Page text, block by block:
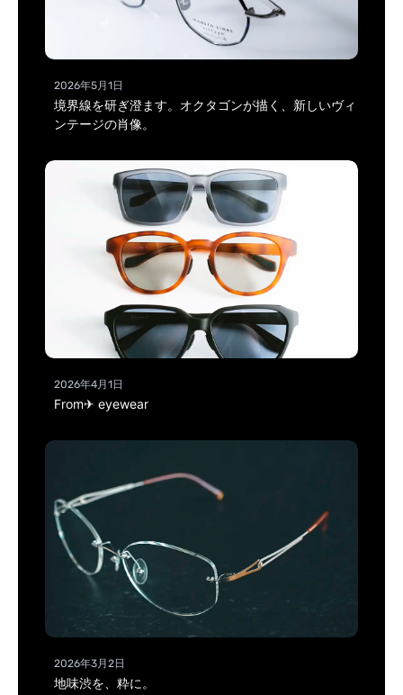
2026年5月1日
境界線を研ぎ澄ます。オクタゴンが描く、新しいヴィ
ンテージの肖像。
2026年4月1日
From✈ eyewear
2026年3月2日
地味渋を、粋に。